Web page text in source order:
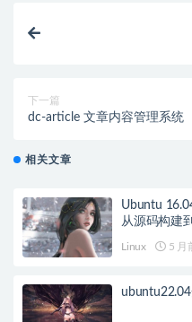
下一篇
dc-article 文章内容管理系统
相关文章
Ubuntu
从源码构建
Linux 5 月